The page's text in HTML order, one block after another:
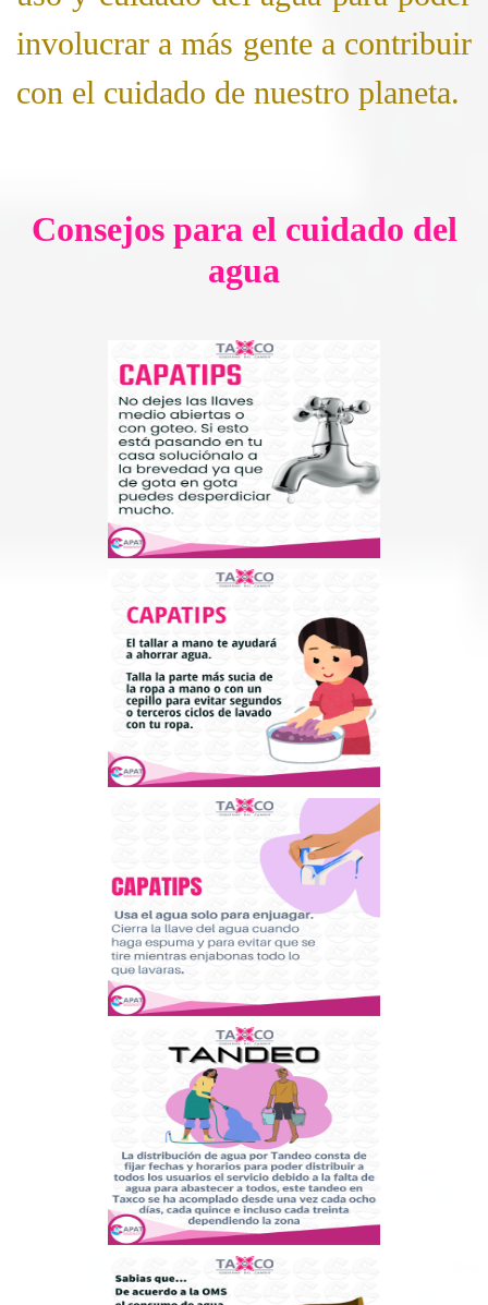
involucrar a más gente a contribuir
con el cuidado de nuestro planeta.
Consejos para el cuidado del
agua